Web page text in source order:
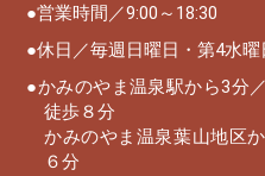
営業時間／9:00～18:30
休日／毎週日曜日・第4水曜
かみのやま温泉駅から3分
徒歩８分
かみのやま温泉葉山地区
６分